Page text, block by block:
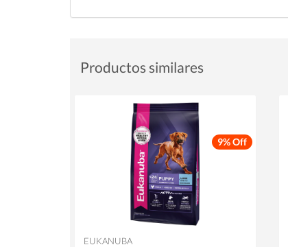
Productos similares
9% Off
EUKANUBA